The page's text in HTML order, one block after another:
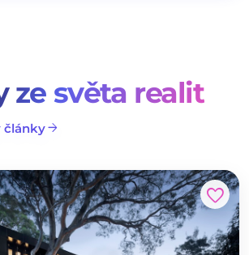
ze světa realit
článkyarrow_forward
favorite